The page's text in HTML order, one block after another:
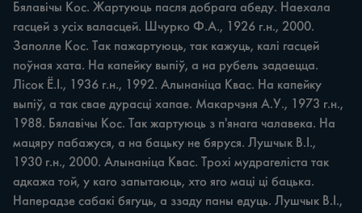
Бялавічы Кос. Жартуюць пасля добрага абеду. Наехала
гасцей з усіх валасцей. Шчурко Ф.А., 1926 г.н., 2000.
Заполле Кос. Так пажартуюць, так кажуць, калі гасцей
поўная хата. На капейку выпіў, а на рубель задаецца.
Лісок Ё.І., 1936 г.н., 1992. Алынаніца Квас. На капейку
выпіў, а так свае дурасці хапае. Макарчэня А.У., 1973 г.н.,
1988. Бялавічы Кос. Так жартуюць з п'янага чалавека. На
мацяру пабажуся, а на бацьку не бяруся. Лушчык В.І.,
1930 г.н., 2000. Алынаніца Квас. Трохі мудрагеліста так
адкажа той, у каго запытаюць, хто яго маці ці бацька.
Наперадзе сабакі бягуць, а ззаду паны едуць. Лушчык В.І.,